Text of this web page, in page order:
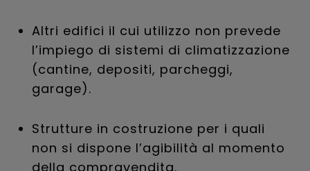
Altri edifici il cui utilizzo non prevede
l’impiego di sistemi di climatizzazione
(cantine, depositi, parcheggi,
garage).
Strutture in costruzione per i quali
non si dispone l’agibilità al momento
della compravendita.